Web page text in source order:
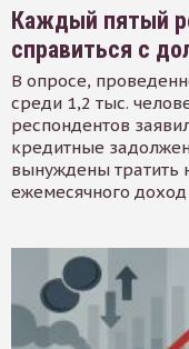
Каждый пятый
справиться с
В опросе,
среди 1,2 тыс.
респондентов
кредитные
вынуждены тратить
ежемесячного доход